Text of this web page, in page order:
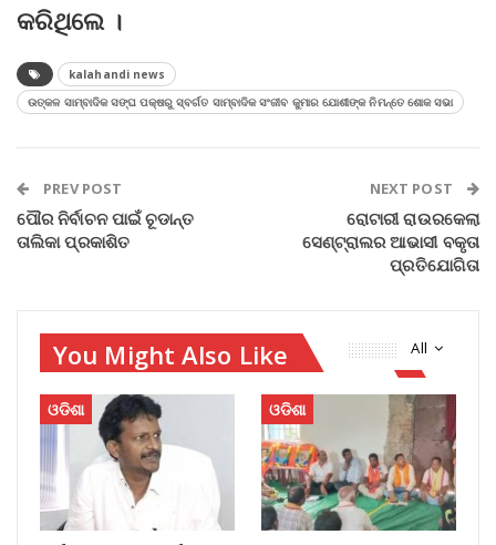
କରିଥିଲେ ।
kalahandi news
ଉତ୍କଳ ସାମ୍ବାଦିକ ସଙ୍ଘ ପକ୍ଷରୁ ସ୍ବର୍ଗତ ସାମ୍ବାଦିକ ସଂଜୀବ କୁମାର ଯୋଶୀଙ୍କ ନିମନ୍ତେ ଶୋକ ସଭା
PREV POST
ପୌର ନିର୍ବାଚନ ପାଇଁ ଚୂଡାନ୍ତ
ତାଲିକା ପ୍ରକାଶିତ
NEXT POST
ରୋଟାରୀ ରାଉରକେଲା
ସେଣ୍ଟ୍ରାଲର ଆଭାସୀ ବକୃତା
ପ୍ରତିଯୋଗିତା
All
You Might Also Like
ଓଡିଶା ଓଡିଶା